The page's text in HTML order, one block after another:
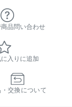
品問い合わせ
入りに追加
交換について